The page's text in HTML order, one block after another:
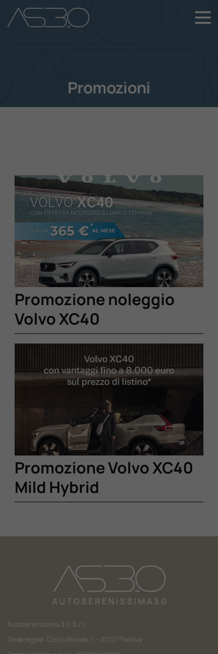
+39 049 899 4411
Auto Usate
Novità Sui Nostri Veicoli
Lavora Con Noi
Contattaci
Promozioni
Promozione noleggio
Volvo XC40
Promozione Volvo XC40
Mild Hybrid
Autoserenissima 3.0 S.r.l.
Sede legale: Corso Brasile, 1 – 35127 Padova